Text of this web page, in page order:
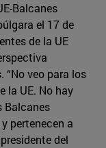
Balcanes
el 17 de
de la UE
“No veo para los
la UE. No hay
Balcanes
pertenecen a
del